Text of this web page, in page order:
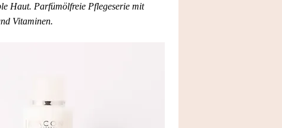
Haut. Parfümölfreie Pflegeserie mit
Vitaminen.